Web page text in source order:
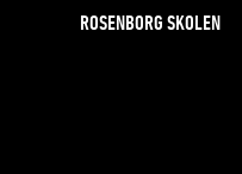
ROSENBORG SKOLEN